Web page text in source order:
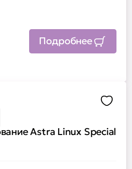
Подробнее
Astra Linux Special